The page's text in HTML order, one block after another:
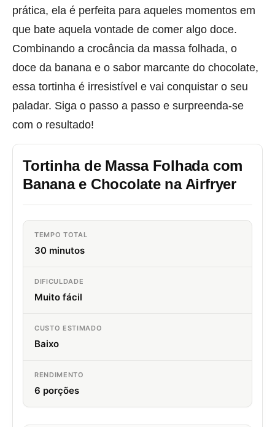
prática, ela é perfeita para aqueles momentos em
que bate aquela vontade de comer algo doce.
Combinando a crocância da massa folhada, o
doce da banana e o sabor marcante do chocolate,
essa tortinha é irresistível e vai conquistar o seu
paladar. Siga o passo a passo e surpreenda-se
com o resultado!
Tortinha de Massa Folhada com
Banana e Chocolate na Airfryer
TEMPO TOTAL
30 minutos
DIFICULDADE
Muito fácil
CUSTO ESTIMADO
Baixo
RENDIMENTO
6 porções